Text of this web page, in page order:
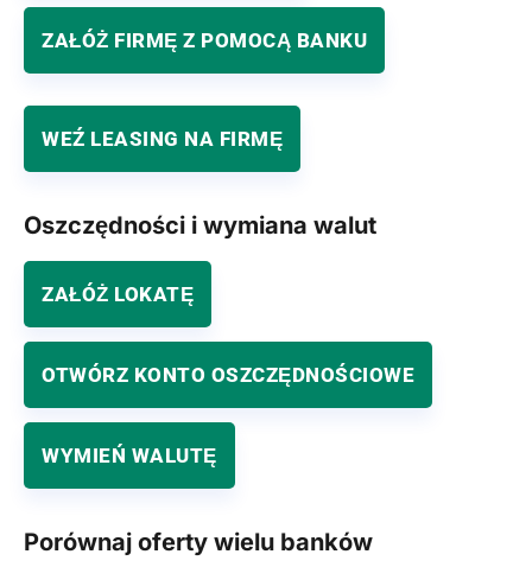
ZAŁÓŻ FIRMĘ Z POMOCĄ BANKU
WEŹ LEASING NA FIRMĘ
Oszczędności i wymiana walut
ZAŁÓŻ LOKATĘ
OTWÓRZ KONTO OSZCZĘDNOŚCIOWE
WYMIEŃ WALUTĘ
Porównaj oferty wielu banków